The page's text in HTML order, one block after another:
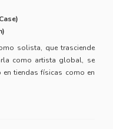
solista, que trasciende
como artista global, se
en tiendas físicas como en